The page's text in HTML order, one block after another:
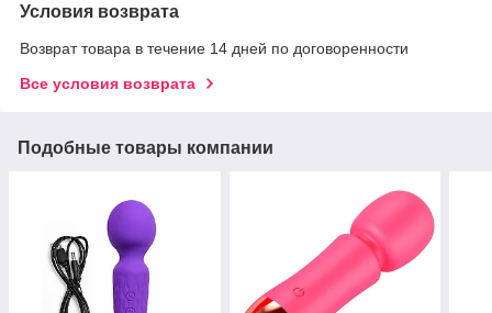
Условия возврата
Возврат товара в течение 14 дней по договоренности
Все условия возврата
Подобные товары компании